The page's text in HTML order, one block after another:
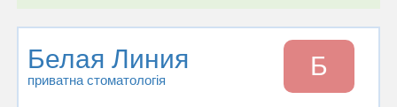
Белая Линия
приватна стоматологія Б